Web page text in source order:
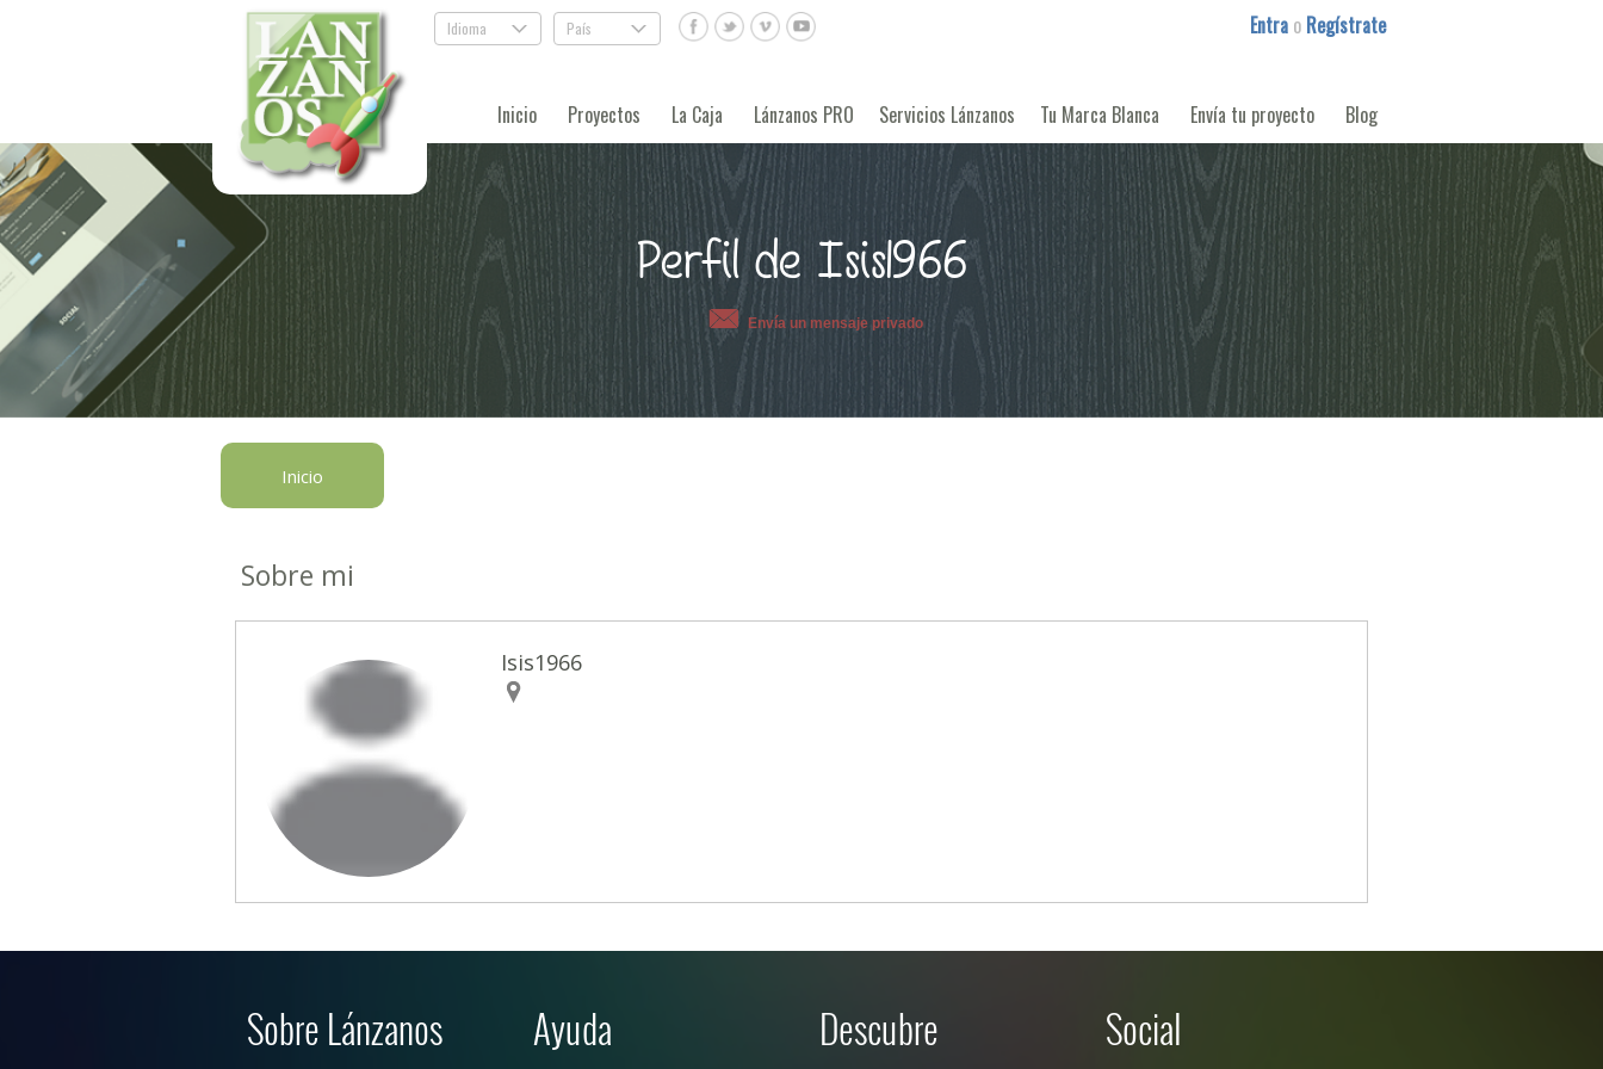
Idioma . País . Entra o Regístrate
Inicio Proyectos La Caja Lánzanos PRO Servicios Lánzanos Tu Marca Blanca Envía tu proyecto Blog
Perfil de Isis1966
Envía un mensaje privado
Inicio
Sobre mi
Isis1966
Sobre Lánzanos Ayuda Descubre Social